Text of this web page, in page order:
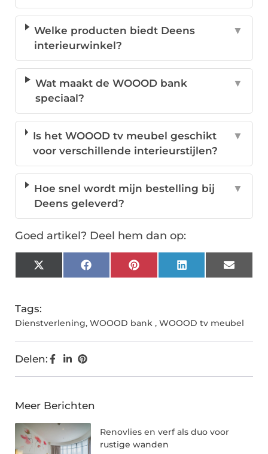
Welke producten biedt Deens
interieurwinkel?
▼
Wat maakt de WOOOD bank
speciaal?
▼
Is het WOOOD tv meubel geschikt
voor verschillende interieurstijlen?
▼
Hoe snel wordt mijn bestelling bij
Deens geleverd?
▼
Goed artikel? Deel hem dan op:
X
(Twitter)
FacebookPinterestLinkedInEmail
Tags:
Dienstverlening, WOOOD bank , WOOOD tv meubel
Delen:
Meer Berichten
Renovlies en verf als duo voor
rustige wanden